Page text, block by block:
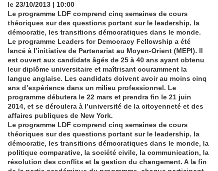
le 23/10/2013 | 10:00
Le programme LDF comprend cinq semaines de cours
théoriques sur des questions portant sur le leadership, la
démocratie, les transitions démocratiques dans le monde.
Le programme Leaders for Democracy Fellowship a été
lancé à l’initiative de Partenariat au Moyen-Orient (MEPI). Il
est ouvert aux candidats âgés de 25 à 40 ans ayant obtenu
leur diplôme universitaire et maîtrisant couramment la
langue anglaise. Les candidats doivent avoir au moins cinq
ans d’expérience dans un milieu professionnel. Le
programme débutera le 22 mars et prendra fin le 21 juin
2014, et se déroulera à l’université de la citoyenneté et des
affaires publiques de New York.
Le programme LDF comprend cinq semaines de cours
théoriques sur des questions portant sur le leadership, la
démocratie, les transitions démocratiques dans le monde, la
politique comparative, la société civile, la communication, la
résolution des conflits et la gestion du changement. A la fin